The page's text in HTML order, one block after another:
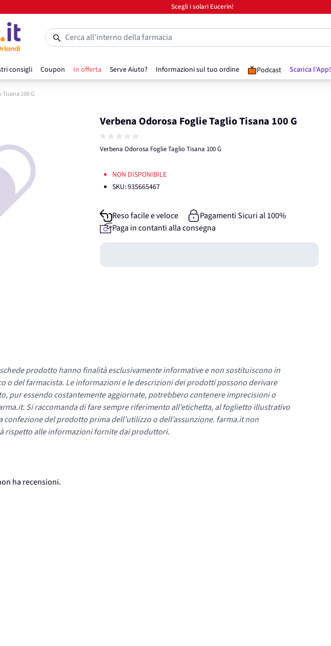
Scegli i solari Eucerin!
consigli Coupon In offerta Serve Aiuto? Informazioni sul tuo ordine Podcast Scarica l'App!
Cerca all’interno della farmacia
100 G
Verbena Odorosa Foglie Taglio Tisana 100 G
Verbena Odorosa Foglie Taglio Tisana 100 G
NON DISPONIBILE
SKU:935665467
Reso facile e veloce
Pagamenti Sicuri al 100%
Paga in contanti alla consegna
Guadagna
prodotto hanno finalità esclusivamente informative e non sostituiscono in
o del farmacista. Le informazioni e le descrizioni dei prodotti possono derivare
pur essendo costantemente aggiornate, potrebbero contenere imprecisioni o
Si raccomanda di fare sempre riferimento all’etichetta, al foglietto illustrativo
del prodotto prima dell’utilizzo o dell’assunzione. farma.it non
rispetto alle informazioni fornite dai produttori.
ha recensioni.